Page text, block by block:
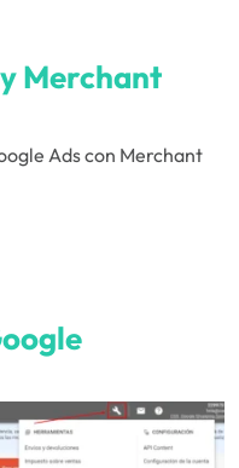
Merchant
Ads con Merchant